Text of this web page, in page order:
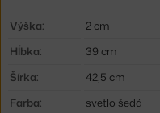
Výška:
2 cm
Hĺbka:
39 cm
Šírka:
42,5 cm
Farba:
svetlo šedá